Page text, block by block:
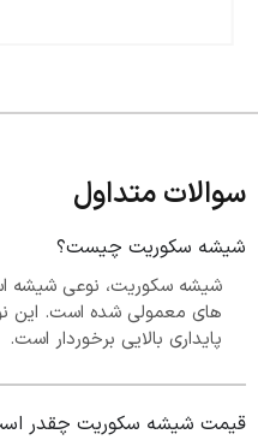
سوالات متداول
شیشه سکوریت چیست؟
شیشه سکوریت، نوعی شیشه
های معمولی شده است. این
پایداری بالایی برخوردار است.
قیمت شیشه سکوریت چقدر